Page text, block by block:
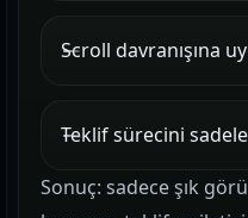
Scroll davranışına
Teklif sürecini
Sonuç: sadece şık